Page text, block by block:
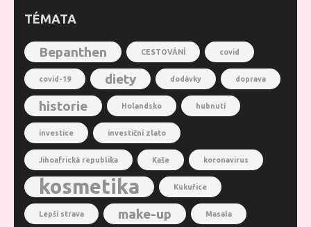
TÉMATA
Bepanthen CESTOVÁNÍ covid
covid-19 diety dodávky doprava
historie Holandsko hubnutí
investice investiční zlato
Jihoafrická republika Kaše koronavirus
kosmetika Kukuřice
Lepší strava make-up Masala